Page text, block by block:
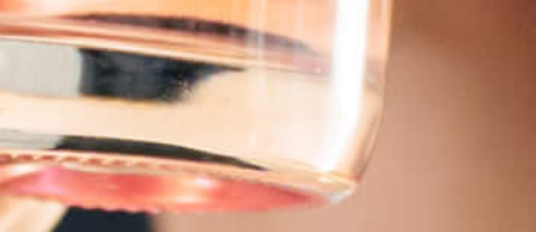
À PROPOS